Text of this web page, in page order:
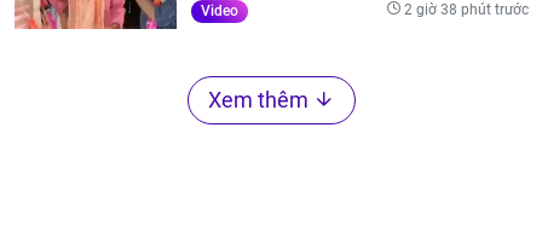
Video 2 giờ 38 phút trước
Xem thêm